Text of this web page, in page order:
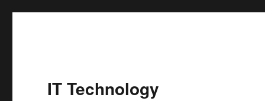
IT Technology